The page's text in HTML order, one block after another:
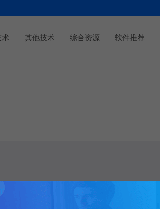
术 其他技术 综合资源 软件推荐